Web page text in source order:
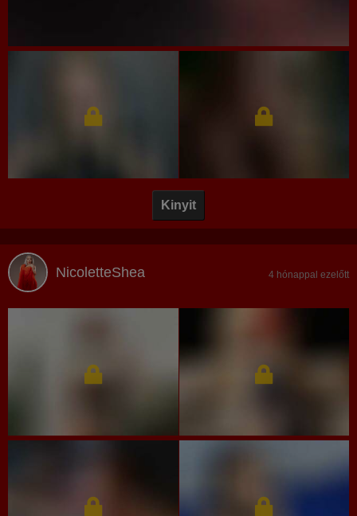
Kinyit
NicoletteShea 4 hónappal ezelőtt